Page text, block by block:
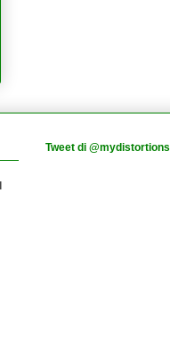
Tweet di @mydistortions